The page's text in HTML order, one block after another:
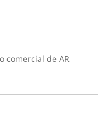
comercial de AR